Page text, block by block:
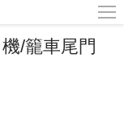
/籠車尾門